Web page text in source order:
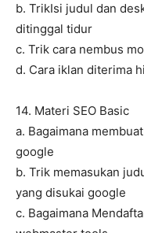
b. TrikIsi judul dan
ditinggal tidur
c. Trik cara nembus
d. Cara iklan diterima
14. Materi SEO Basic
a. Bagaimana
google
b. Trik memasukan
yang disukai google
c. Bagaimana